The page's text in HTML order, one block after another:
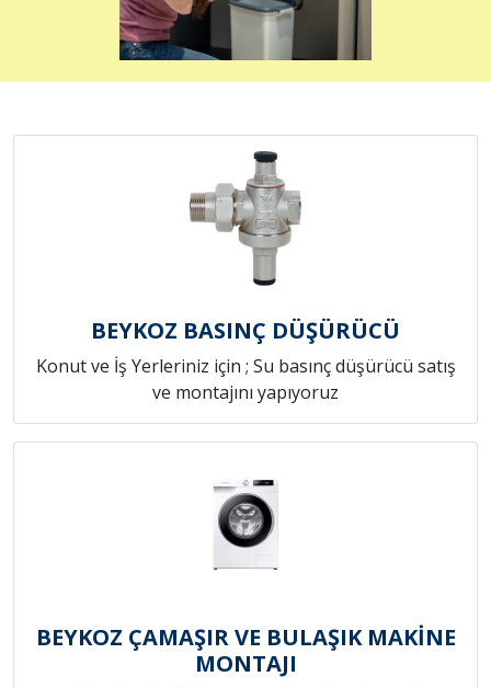
BEYKOZ BASINÇ DÜŞÜRÜCÜ
Konut ve İş Yerleriniz için ; Su basınç düşürücü satış
ve montajını yapıyoruz
BEYKOZ ÇAMAŞIR VE BULAŞIK MAKİNE
MONTAJI